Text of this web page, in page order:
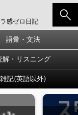
感ゼロ日記
語彙・文法
解・リスニング
雑記(英語以外)